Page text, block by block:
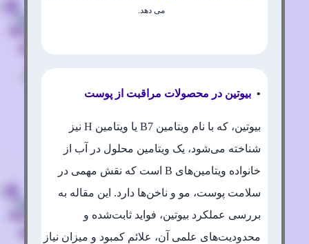
می دهد.
• بیوتین در محصولات مراقبت از پوست
بیوتین، که با نام ویتامین B7 یا ویتامین H نیز
شناخته می‌شود، یک ویتامین محلول در آب از
خانواده ویتامین‌های B است که نقش مهمی در
سلامت پوست، مو و ناخن‌ها دارد. این مقاله به
بررسی عملکرد بیوتین، فواید ثابت‌شده و
محدودیت‌های علمی آن، علائم کمبود و میزان نیاز